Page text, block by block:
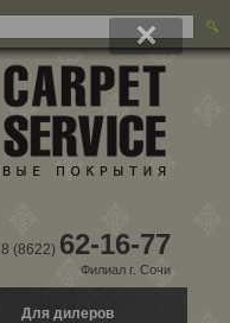
8 (8622) 62-16-77
Филиал г. Сочи
Для дилеров